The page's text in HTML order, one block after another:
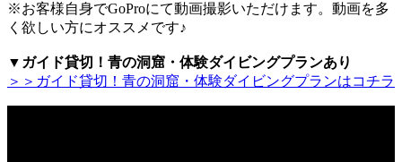
※お客様自身でGoProにて動画撮影いただけます。動画を多
く欲しい方にオススメです♪
▼ガイド貸切！青の洞窟・体験ダイビングプランあり
＞＞ガイド貸切！青の洞窟・体験ダイビングプランはコチラ